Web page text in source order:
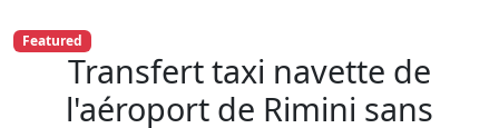
Featured
Transfert taxi navette de
l'aéroport de Rimini sans